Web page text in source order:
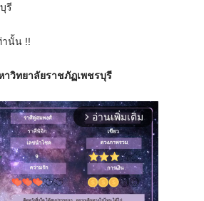
รี
านั้น !!
วิทยาลัยราชภัฏเพชรบุรี
arrow_forward_ios อ่านเพิ่มเติม